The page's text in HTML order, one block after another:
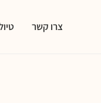
צרו קשר